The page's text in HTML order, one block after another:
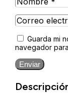
Guarda mi
navegador
Enviar